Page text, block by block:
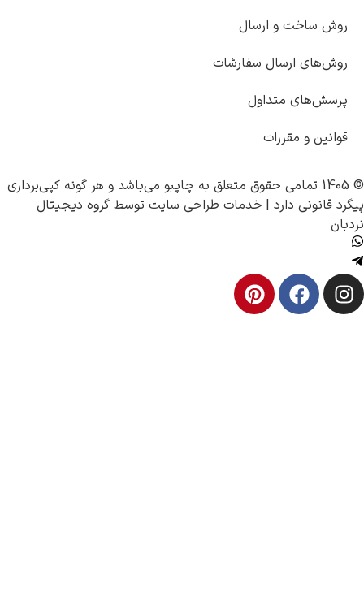
و ارسال
ارسال سفارشات
متداول
و مقررات
چاپبو می‌باشد و هر گونه کپی‌برداری
دارد |خدمات طراحی سایتتوسطگروه دیجیتال